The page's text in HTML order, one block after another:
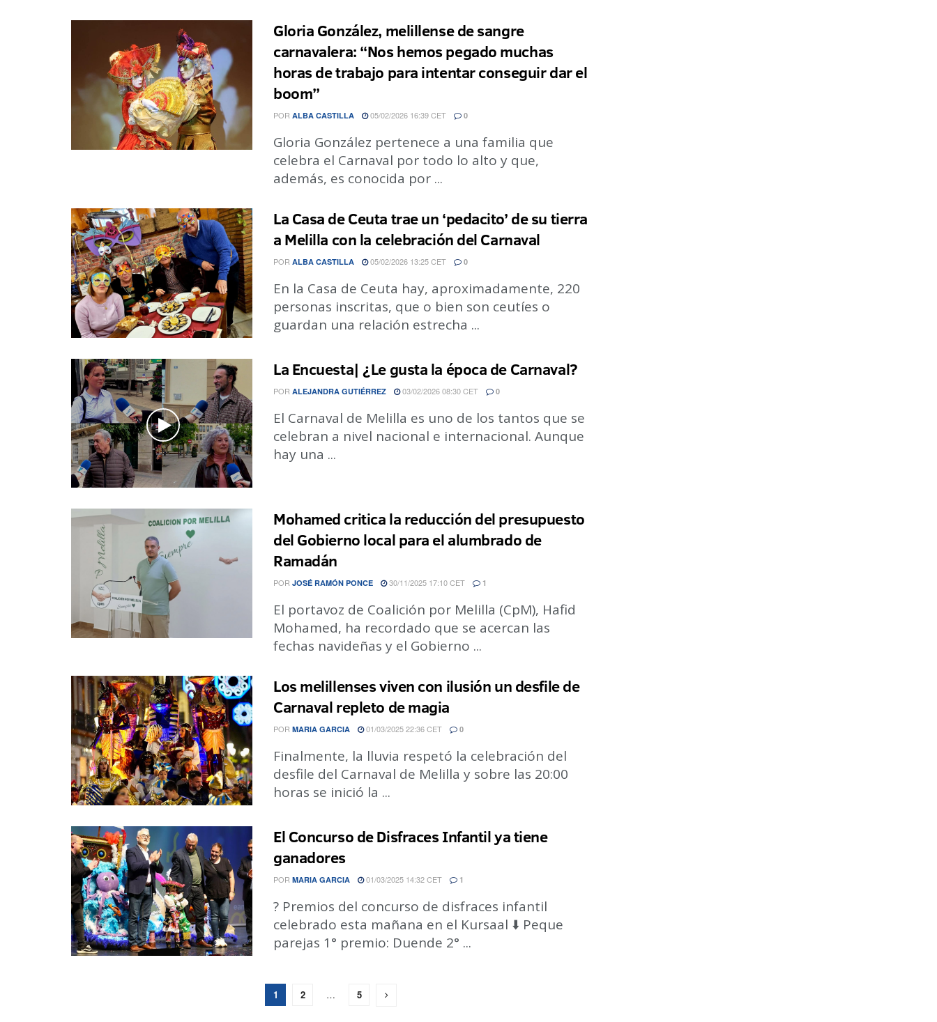
Gloria González, melillense de sangre
carnavalera: “Nos hemos pegado muchas
horas de trabajo para intentar conseguir dar el
boom”
POR ALBA CASTILLA 05/02/2026 16:39 CET 0
Gloria González pertenece a una familia que
celebra el Carnaval por todo lo alto y que,
además, es conocida por ...
La Casa de Ceuta trae un ‘pedacito’ de su tierra
a Melilla con la celebración del Carnaval
POR ALBA CASTILLA 05/02/2026 13:25 CET 0
En la Casa de Ceuta hay, aproximadamente, 220
personas inscritas, que o bien son ceutíes o
guardan una relación estrecha ...
La Encuesta| ¿Le gusta la época de Carnaval?
POR ALEJANDRA GUTIÉRREZ 03/02/2026 08:30 CET 0
El Carnaval de Melilla es uno de los tantos que se
celebran a nivel nacional e internacional. Aunque
hay una ...
Mohamed critica la reducción del presupuesto
del Gobierno local para el alumbrado de
Ramadán
POR JOSÉ RAMÓN PONCE 30/11/2025 17:10 CET 1
El portavoz de Coalición por Melilla (CpM), Hafid
Mohamed, ha recordado que se acercan las
fechas navideñas y el Gobierno ...
Los melillenses viven con ilusión un desfile de
Carnaval repleto de magia
POR MARIA GARCIA 01/03/2025 22:36 CET 0
Finalmente, la lluvia respetó la celebración del
desfile del Carnaval de Melilla y sobre las 20:00
horas se inició la ...
El Concurso de Disfraces Infantil ya tiene
ganadores
POR MARIA GARCIA 01/03/2025 14:32 CET 1
? Premios del concurso de disfraces infantil
celebrado esta mañana en el Kursaal ⬇️ Peque
parejas 1° premio: Duende 2° ...
1 2 … 5